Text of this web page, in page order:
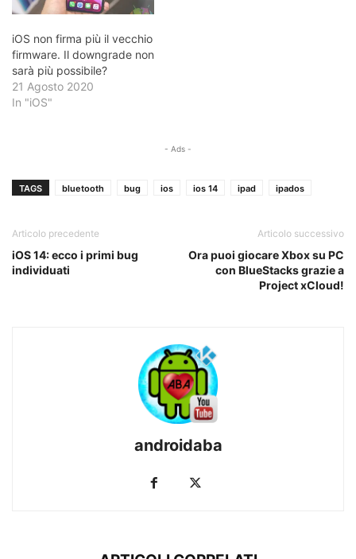
iOS non firma più il vecchio
firmware. Il downgrade non
sarà più possibile?
21 Agosto 2020
In "iOS"
- Ads -
TAGS bluetooth bug ios ios 14 ipad ipados
Articolo precedente
iOS 14: ecco i primi bug
individuati
Articolo successivo
Ora puoi giocare Xbox su PC
con BlueStacks grazie a
Project xCloud!
androidaba